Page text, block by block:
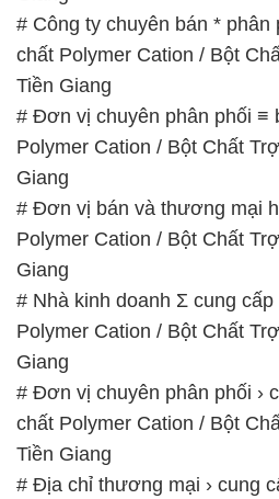
# Công ty chuyên bán * phân
chất Polymer Cation / Bột
Tiền Giang
# Đơn vị chuyên phân phối ≡
Polymer Cation / Bột Chất
Giang
# Đơn vị bán và thương mại
Polymer Cation / Bột Chất
Giang
# Nhà kinh doanh Σ cung
Polymer Cation / Bột Chất
Giang
# Đơn vị chuyên phân phối ›
chất Polymer Cation / Bột
Tiền Giang
# Địa chỉ thương mại › cung